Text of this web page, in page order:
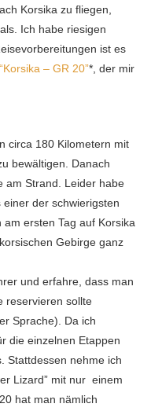
Korsika zu fliegen,
Ich habe riesigen
ist es
– GR 20”*, der mir
circa 180 Kilometern mit
bewältigen. Danach
am Strand. Leider habe
der schwierigsten
ersten Tag auf Korsika
Gebirge ganz
und erfahre, dass man
reservieren sollte
Sprache). Da ich
die einzelnen Etappen
Stattdessen nehme ich
Lizard” mit nur einem
hat man nämlich